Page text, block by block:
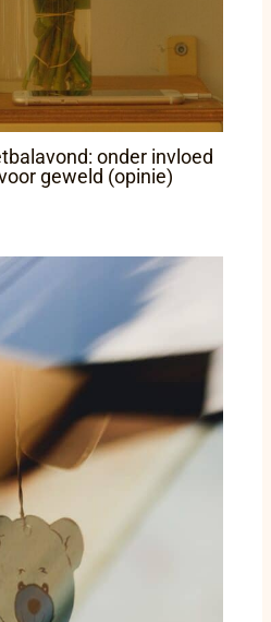
onder invloed
geweld (opinie)